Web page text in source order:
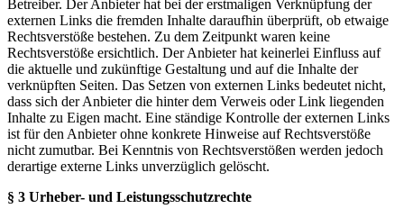
Betreiber. Der Anbieter hat bei der erstmaligen Verknüpfung der
externen Links die fremden Inhalte daraufhin überprüft, ob etwaige
Rechtsverstöße bestehen. Zu dem Zeitpunkt waren keine
Rechtsverstöße ersichtlich. Der Anbieter hat keinerlei Einfluss auf
die aktuelle und zukünftige Gestaltung und auf die Inhalte der
verknüpften Seiten. Das Setzen von externen Links bedeutet nicht,
dass sich der Anbieter die hinter dem Verweis oder Link liegenden
Inhalte zu Eigen macht. Eine ständige Kontrolle der externen Links
ist für den Anbieter ohne konkrete Hinweise auf Rechtsverstöße
nicht zumutbar. Bei Kenntnis von Rechtsverstößen werden jedoch
derartige externe Links unverzüglich gelöscht.
§ 3 Urheber- und Leistungsschutzrechte